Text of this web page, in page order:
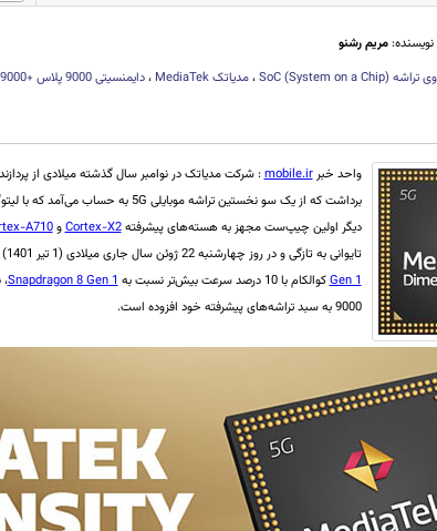
مریم رشنو
تراشه SoC (System on a Chip)،مدیاتکMediaTek ،دایمنسیتی 9000 پلاس
واحد خبرmobile.ir: شرکت مدیاتک در نوامبر سال گذشته میلادی از
دیگر اولین چیپ‌ست مجهز به هسته‌های پیشرفتهCortex-X2وA710
تایوانی به تازگی و در روز چهارشنبه 22 ژوئن سال جاری میلادی (1 تیر 1401) و تنها یک ماه پس از معرفی
Gen 1کوالکام با 10 درصد سرعت بیش‌تر نسبت به Snapdragon 8 Gen 1
9000 به سبد تراشه‌های پیشرفته‌ خود افزوده است.